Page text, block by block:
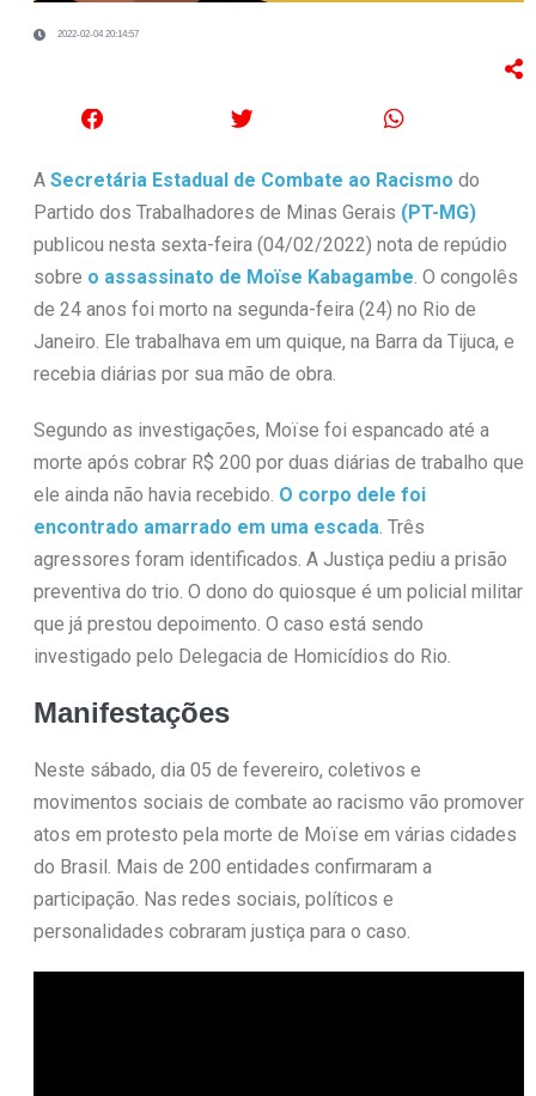
2022-02-04 20:14:57
A Secretária Estadual de Combate ao Racismo do
Partido dos Trabalhadores de Minas Gerais (PT-MG)
publicou nesta sexta-feira (04/02/2022) nota de repúdio
sobre o assassinato de Moïse Kabagambe . O congolês
de 24 anos foi morto na segunda-feira (24) no Rio de
Janeiro. Ele trabalhava em um quique, na Barra da Tijuca, e
recebia diárias por sua mão de obra.
Segundo as investigações, Moïse foi espancado até a
morte após cobrar R$ 200 por duas diárias de trabalho que
ele ainda não havia recebido. O corpo dele foi
encontrado amarrado em uma escada . Três
agressores foram identificados. A Justiça pediu a prisão
preventiva do trio. O dono do quiosque é um policial militar
que já prestou depoimento. O caso está sendo
investigado pelo Delegacia de Homicídios do Rio.
Manifestações
Neste sábado, dia 05 de fevereiro, coletivos e
movimentos sociais de combate ao racismo vão promover
atos em protesto pela morte de Moïse em várias cidades
do Brasil. Mais de 200 entidades confirmaram a
participação. Nas redes sociais, políticos e
personalidades cobraram justiça para o caso.